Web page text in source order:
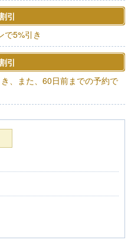
引
で5%引き
引
、また、60日前までの予約で